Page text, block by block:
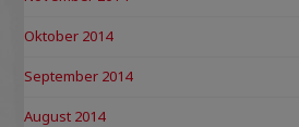
Oktober 2014
September 2014
August 2014